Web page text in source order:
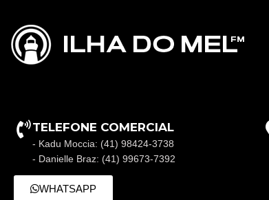
TELEFONE COMERCIAL
- Kadu Moccia: (41) 98424-3738
- Danielle Braz: (41) 99673-7392
WHATSAPP